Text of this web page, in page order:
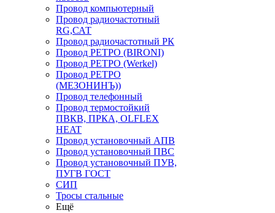
Провод компьютерный
Провод радиочастотный
RG,САТ
Провод радиочастотный РК
Провод РЕТРО (BIRONI)
Провод РЕТРО (Werkel)
Провод РЕТРО
(МЕЗОНИНЪ))
Провод телефонный
Провод термостойкий
ПВКВ, ПРКА, OLFLEX
HEAT
Провод установочный АПВ
Провод установочный ПВС
Провод установочный ПУВ,
ПУГВ ГОСТ
СИП
Тросы стальные
Ещё